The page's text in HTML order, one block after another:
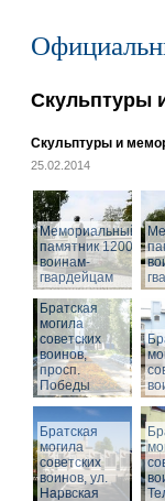
Скульптуры
Скульптуры и
25.02.2014
Мемориальный
памятник 1200
воинам-
гвардейцам
Братская
могила
советских
воинов,
просп.
Победы
Братская
могила
советских
воинов, ул.
Нарвская